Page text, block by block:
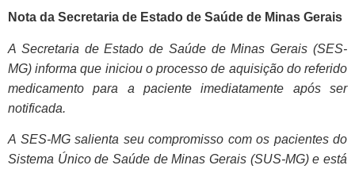
Nota da Secretaria de Estado de Saúde de Minas Gerais
A Secretaria de Estado de Saúde de Minas Gerais (SES-
MG) informa que iniciou o processo de aquisição do referido
medicamento para a paciente imediatamente após ser
notificada.
A SES-MG salienta seu compromisso com os pacientes do
Sistema Único de Saúde de Minas Gerais (SUS-MG) e está